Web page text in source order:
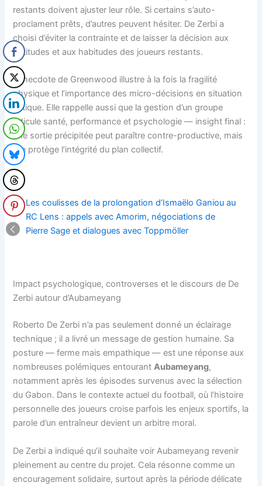
restants doivent ajuster leur rôle. Si certains s’auto-
proclament prêts, d’autres peuvent hésiter. De Zerbi a
choisi d’éviter la contrainte et de laisser la décision aux
aptitudes et aux habitudes des joueurs restants.
L’anecdote de Greenwood illustre à la fois la fragilité
physique et l’importance des micro-décisions en situation
critique. Elle rappelle aussi que la gestion d’un groupe
articule santé, performance et psychologie — insight final :
une sortie précipitée peut paraître contre-productive, mais
elle protège l’intégrité du plan collectif.
Les coulisses de la prolongation d’Ismaëlo Ganiou au
RC Lens : appels avec Amorim, négociations de
Pierre Sage et dialogues avec Toppmöller
Impact psychologique, controverses et le discours de De
Zerbi autour d’Aubameyang
Roberto De Zerbi n’a pas seulement donné un éclairage
technique ; il a livré un message de gestion humaine. Sa
posture — ferme mais empathique — est une réponse aux
nombreuses polémiques entourantAubameyang,
notamment après les épisodes survenus avec la sélection
du Gabon. Dans le contexte actuel du football, où l’histoire
personnelle des joueurs croise parfois les enjeux sportifs, la
parole d’un entraîneur devient un arbitre moral.
De Zerbi a indiqué qu’il souhaite voir Aubameyang revenir
pleinement au centre du projet. Cela résonne comme un
encouragement solidaire, surtout après la période délicate